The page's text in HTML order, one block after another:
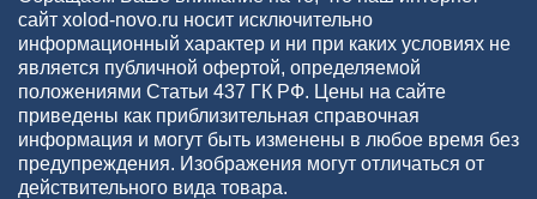
сайт xolod-novo.ru носит исключительно
информационный характер и ни при каких условиях не
является публичной офертой, определяемой
положениями Статьи 437 ГК РФ. Цены на сайте
приведены как приблизительная справочная
информация и могут быть изменены в любое время без
предупреждения. Изображения могут отличаться от
действительного вида товара.